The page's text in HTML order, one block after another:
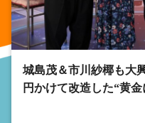
城島茂＆市川紗椰も大
円かけて改造した“黄